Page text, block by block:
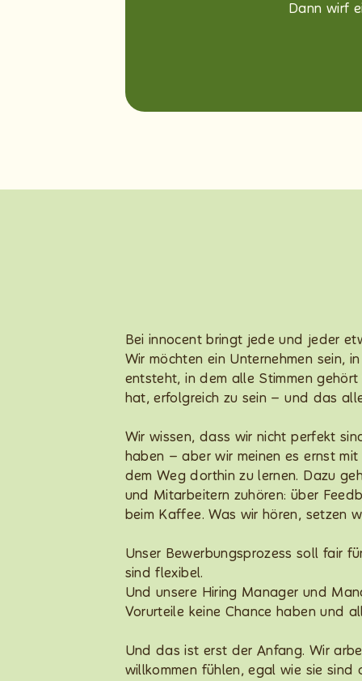
Dann wirf
Bei innocent bringt jede und jeder
Wir möchten ein Unternehmen sein,
entsteht, in dem alle Stimmen
hat, erfolgreich zu sein – und das
Wir wissen, dass wir nicht perfekt
haben – aber wir meinen es ernst
dem Weg dorthin zu lernen. Dazu
und Mitarbeitern zuhören: über
beim Kaffee. Was wir hören, setzen
Unser Bewerbungsprozess soll fair
sind flexibel.
Und unsere Hiring Manager und
Vorurteile keine Chance haben und
Und das ist erst der Anfang. Wir
willkommen fühlen, egal wie sie sind